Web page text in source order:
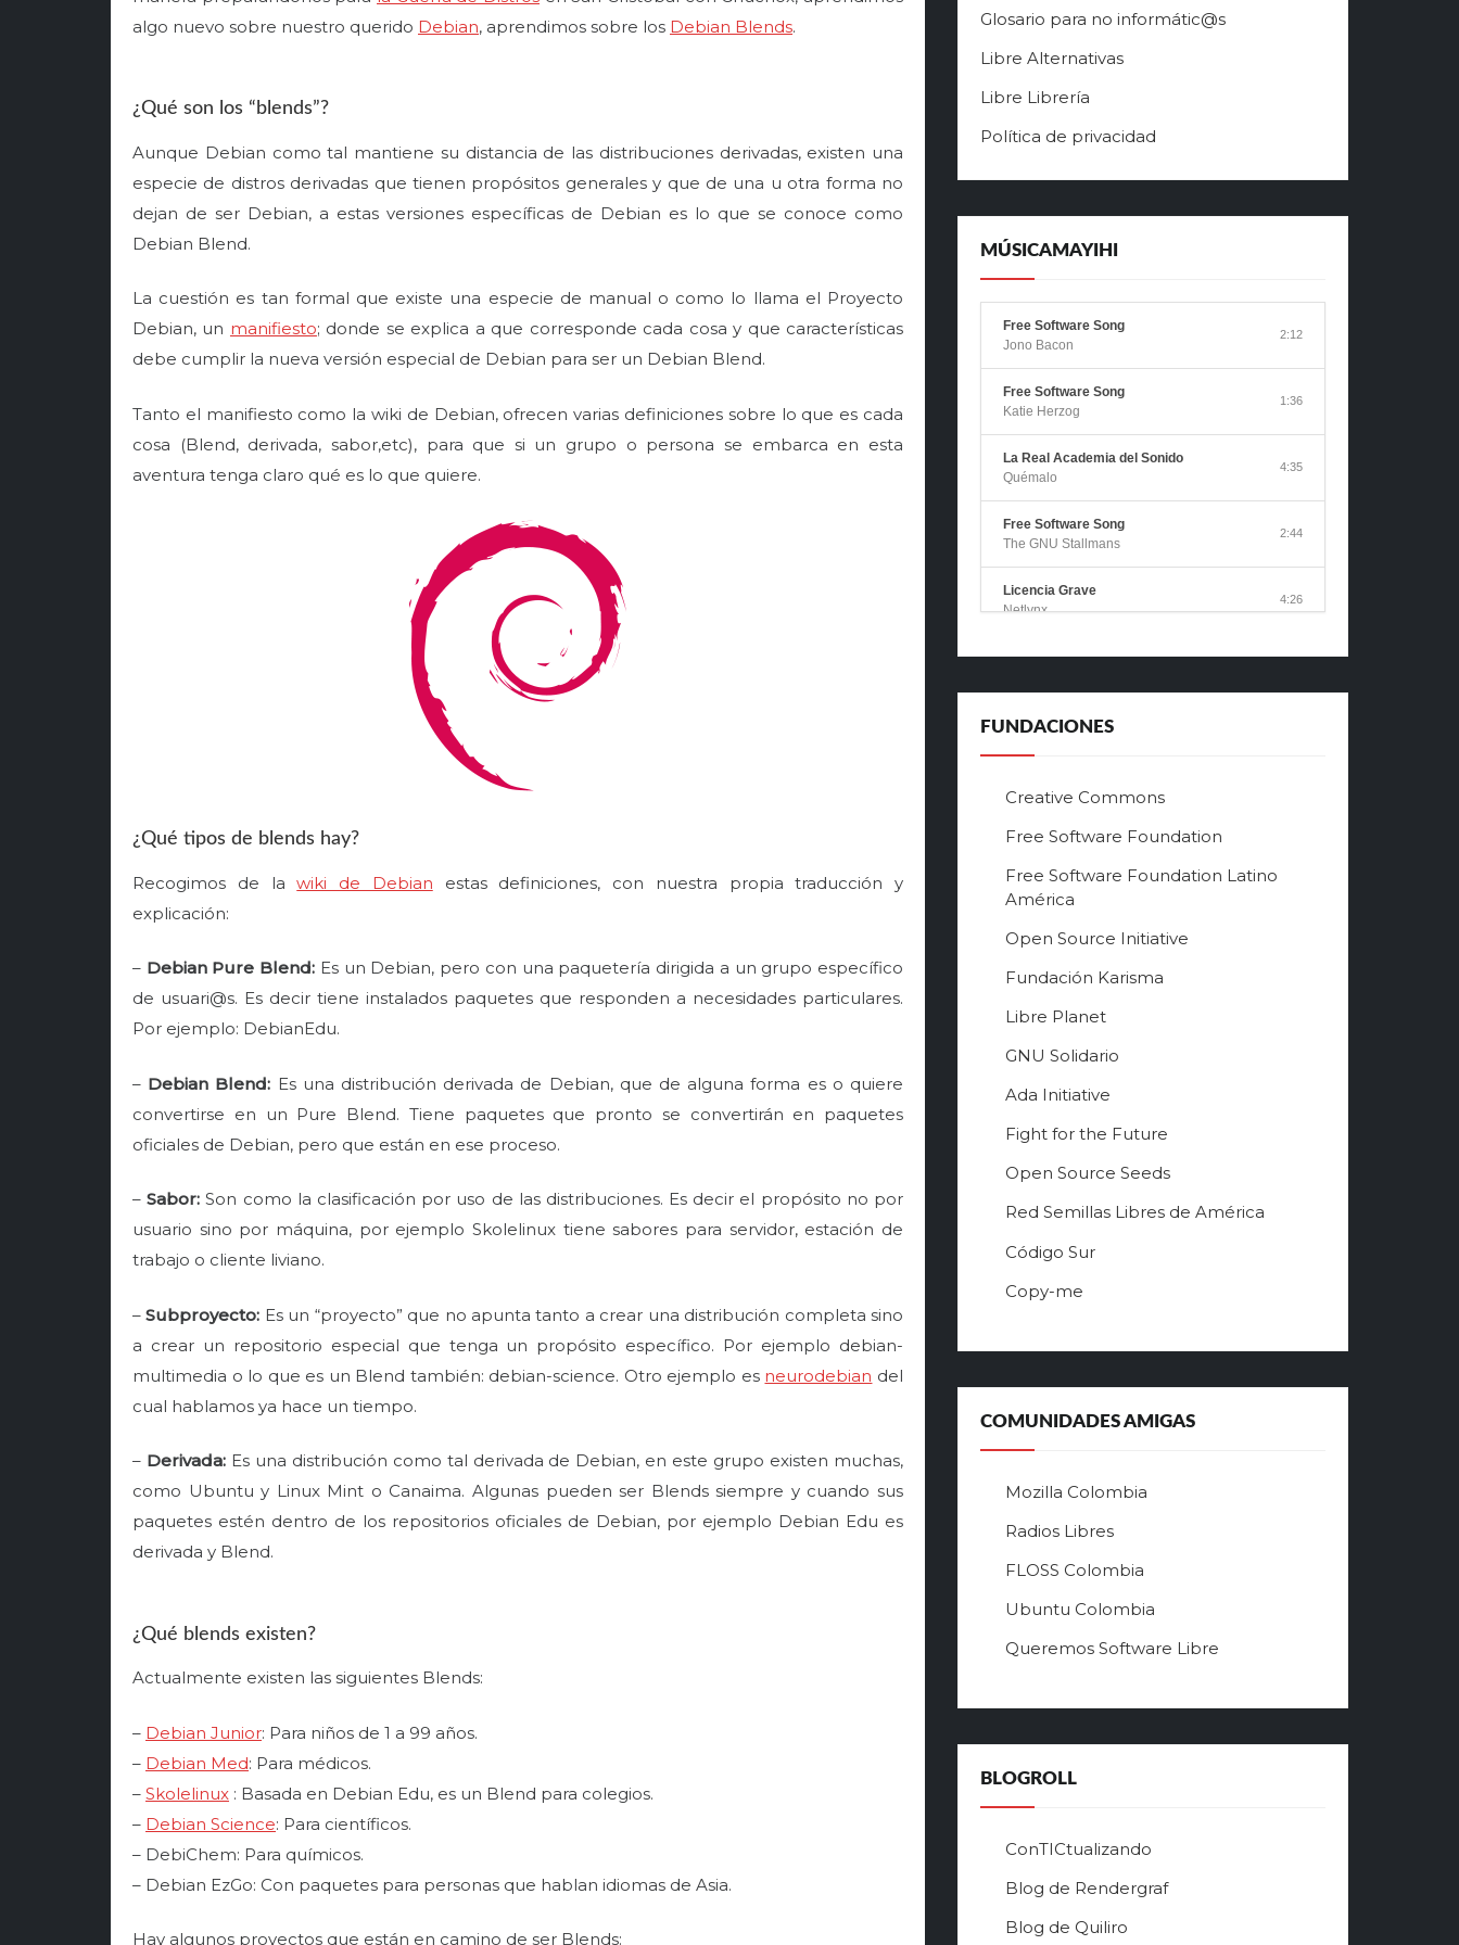
d
o
algo nuevo sobre nuestro querido Debian, aprendimos sobre los Debian Blends.
¿Qué son los “blends”?
Aunque Debian como tal mantiene su distancia de las distribuciones derivadas, existen una
especie de distros derivadas que tienen propósitos generales y que de una u otra forma no
dejan de ser Debian, a estas versiones específicas de Debian es lo que se conoce como
Debian Blend.
La cuestión es tan formal que existe una especie de manual o como lo llama el Proyecto
Debian, un manifiesto; donde se explica a que corresponde cada cosa y que características
debe cumplir la nueva versión especial de Debian para ser un Debian Blend.
Tanto el manifiesto como la wiki de Debian, ofrecen varias definiciones sobre lo que es cada
cosa (Blend, derivada, sabor,etc), para que si un grupo o persona se embarca en esta
aventura tenga claro qué es lo que quiere.
¿Qué tipos de blends hay?
Recogimos de lawiki de Debian estas definiciones, con nuestra propia traducción y
explicación:
– Debian Pure Blend: Es un Debian, pero con una paquetería dirigida a un grupo específico
de usuari@s. Es decir tiene instalados paquetes que responden a necesidades particulares.
Por ejemplo: DebianEdu.
– Debian Blend: Es una distribución derivada de Debian, que de alguna forma es o quiere
convertirse en un Pure Blend. Tiene paquetes que pronto se convertirán en paquetes
oficiales de Debian, pero que están en ese proceso.
–Sabor: Son como la clasificación por uso de las distribuciones. Es decir el propósito no por
usuario sino por máquina, por ejemplo Skolelinux tiene sabores para servidor, estación de
trabajo o cliente liviano.
–Subproyecto: Es un “proyecto” que no apunta tanto a crear una distribución completa sino
a crear un repositorio especial que tenga un propósito específico. Por ejemplo debian-
multimedia o lo que es un Blend también: debian-science. Otro ejemplo es neurodebian del
cual hablamos ya hace un tiempo.
– Derivada:Es una distribución como tal derivada de Debian, en este grupo existen muchas,
como Ubuntu y Linux Mint o Canaima. Algunas pueden ser Blends siempre y cuando sus
paquetes estén dentro de los repositorios oficiales de Debian, por ejemplo Debian Edu es
derivada y Blend.
¿Qué blends existen?
Actualmente existen las siguientes Blends:
– Debian Junior: Para niños de 1 a 99 años.
– Debian Med: Para médicos.
– Skolelinux : Basada en Debian Edu, es un Blend para colegios.
– Debian Science: Para científicos.
– DebiChem: Para químicos.
– Debian EzGo: Con paquetes para personas que hablan idiomas de Asia.
Hay algunos proyectos que están en camino de ser Blends:
Glosario para no informátic@s
Libre Alternativas
Libre Librería
Política de privacidad
MÚSICAMAYIHI
Free Software Song
Jono Bacon
2:12
Free Software Song
Katie Herzog
1:36
La Real Academia del Sonido
Quémalo
4:35
Free Software Song
The GNU Stallmans
2:44
Licencia Grave
Netlynx
4:26
Canción del Software Libre
Libre
Free Software Song
Bulgarian Style
Fenster
Jono Bacon
Free Software Song
FUNDACIONES
Creative Commons
Free Software Foundation
Free Software Foundation Latino
América
Open Source Initiative
Fundación Karisma
Libre Planet
GNU Solidario
Ada Initiative
Fight for the Future
Open Source Seeds
Red Semillas Libres de América
о
и
л
ь
й
а
т
л
ч
о
в
о
л
й
Código Sur
Copy-me
COMUNIDADES AMIGAS
Mozilla Colombia
Radios Libres
FLOSS Colombia
Ubuntu Colombia
Queremos Software Libre
BLOGROLL
ConTICtualizando
Blog de Rendergraf
Blog de Quiliro